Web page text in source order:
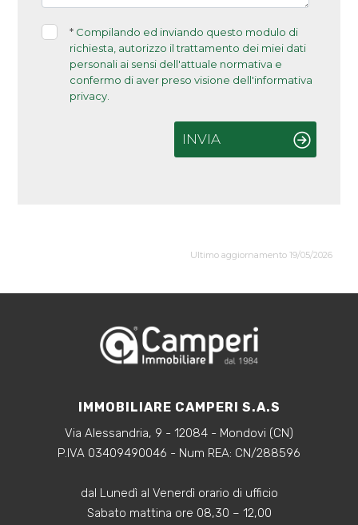
* Compilando ed inviando questo modulo di
richiesta, autorizzo il trattamento dei miei dati
personali ai sensi dell'attuale normativa e
confermo di aver preso visione dell'informativa
privacy.
INVIA
Ultimo aggiornamento 19/05/2026
IMMOBILIARE CAMPERI S.A.S
Via Alessandria, 9 - 12084 - Mondovi (CN)
P.IVA 03409490046 - Num REA: CN/288596
dal Lunedì al Venerdì orario di ufficio
Sabato mattina ore 08,30 – 12,00